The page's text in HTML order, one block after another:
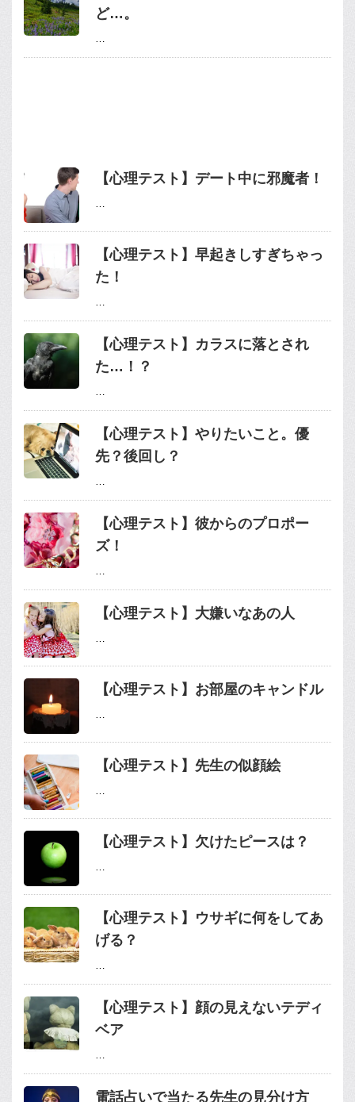
ど…。
…
【心理テスト】デート中に邪魔者！
…
【心理テスト】早起きしすぎちゃっ
た！
…
【心理テスト】カラスに落とされ
た…！？
…
【心理テスト】やりたいこと。優
先？後回し？
…
【心理テスト】彼からのプロポー
ズ！
…
【心理テスト】大嫌いなあの人
…
【心理テスト】お部屋のキャンドル
…
【心理テスト】先生の似顔絵
…
【心理テスト】欠けたピースは？
…
【心理テスト】ウサギに何をしてあ
げる？
…
【心理テスト】顔の見えないテディ
ベア
…
電話占いで当たる先生の見分け方